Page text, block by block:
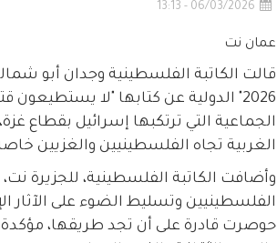
06/03/2026 - 13:13
عمان نت
قالت الكاتبة الفلسطينية وجدان أبو
2026" الدولية عن كتابها "لا يستطيعون
الجماعية التي ترتكبها إسرائيل بقطاع
الغربية تجاه الفلسطينيين والغزيين
وأضافت الكاتبة الفلسطينية، للجزيرة
الفلسطينيين وتسليط الضوء على الآثار
حوصرت قادرة على أن تجد طريقها،